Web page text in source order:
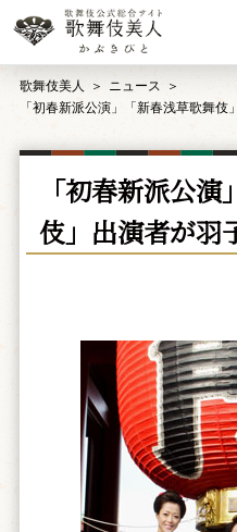
歌舞伎美人
ニュース
「初春新派公演」「新春浅草歌舞
「初春新派公
伎」出演者が羽